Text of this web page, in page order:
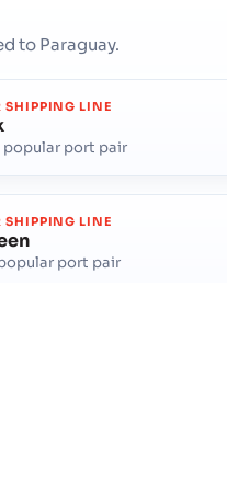
to Paraguay.
SHIPPING LINE
popular port pair
SHIPPING LINE
popular port pair